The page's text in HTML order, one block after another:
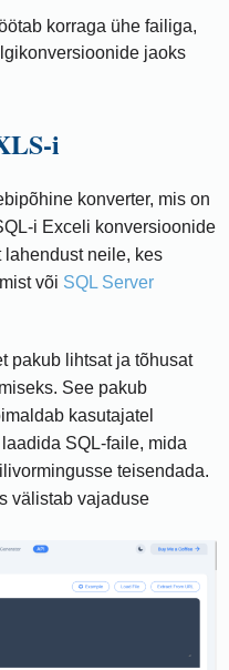
korraga ühe failiga,
jaoks
i
konverter, mis on
i Exceli konversioonide
lahendust neile, kes
või SQL Server
pakub lihtsat ja tõhusat
See pakub
kasutajatel
SQL-faile, mida
teisendada.
välistab vajaduse